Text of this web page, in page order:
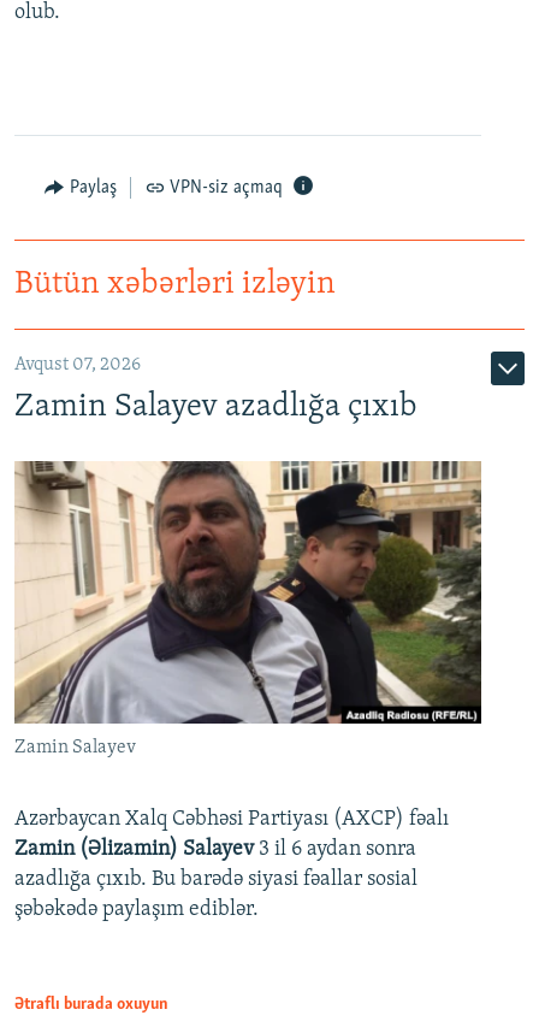
olub.
Paylaş VPN-siz açmaq
Bütün xəbərləri izləyin
Avqust 07, 2026
Zamin Salayev azadlığa çıxıb
Zamin Salayev
Azərbaycan Xalq Cəbhəsi Partiyası (AXCP) fəalı
Zamin (Əlizamin) Salayev 3 il 6 aydan sonra
azadlığa çıxıb. Bu barədə siyasi fəallar sosial
şəbəkədə paylaşım ediblər.
Ətraflı burada oxuyun